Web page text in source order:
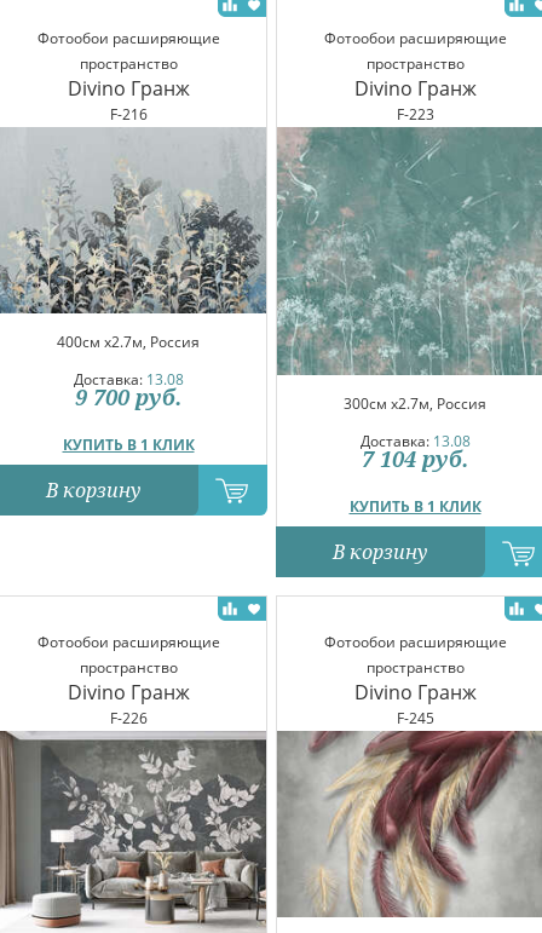
Фотообои расширяющие
пространство
Divino Гранж
F-216
400см x2.7м, Россия
Доставка: 13.08
КУПИТЬ В 1 КЛИК
9 700 руб.
В корзину
Фотообои расширяющие
пространство
Divino Гранж
F-223
300см x2.7м, Россия
Доставка: 13.08
КУПИТЬ В 1 КЛИК
7 104 руб.
В корзину
Фотообои расширяющие
пространство
Divino Гранж
F-226
Фотообои расширяющие
пространство
Divino Гранж
F-245